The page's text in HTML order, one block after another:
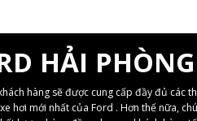
HẢI PHÒNG
hàng sẽ được cung cấp đầy đủ các
hơi mới nhất của Ford . Hơn thế nữa,